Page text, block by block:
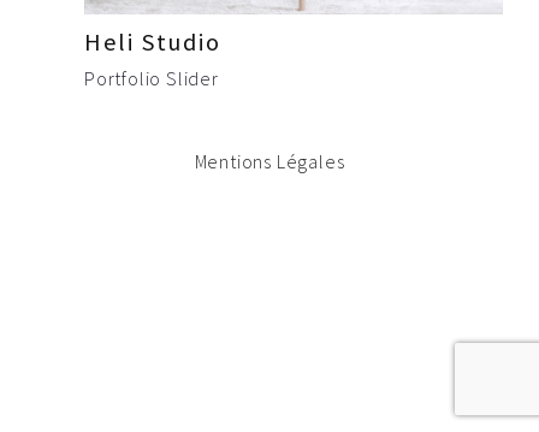
Heli Studio
Portfolio Slider
Mentions Légales